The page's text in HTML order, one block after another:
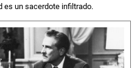
es un sacerdote infiltrado.